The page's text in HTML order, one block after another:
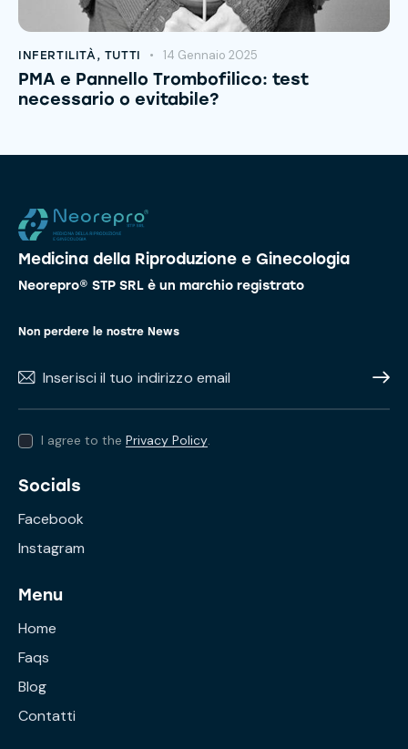
INFERTILITÀ, TUTTI 14 Gennaio 2025
PMA e Pannello Trombofilico: test
necessario o evitabile?
Medicina della Riproduzione e Ginecologia
Neorepro® STP SRL è un marchio registrato
Non perdere le nostre News
I agree to the Privacy Policy.
Socials
Facebook
Instagram
Menu
Home
Faqs
Blog
Contatti